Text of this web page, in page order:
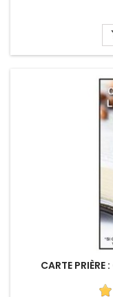
CARTE PRIÈRE